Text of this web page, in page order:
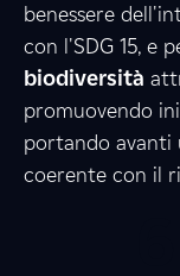
benessere
con l'SDG 15, e
biodiversità
promuovendo
portando avanti
coerente con il
0
0